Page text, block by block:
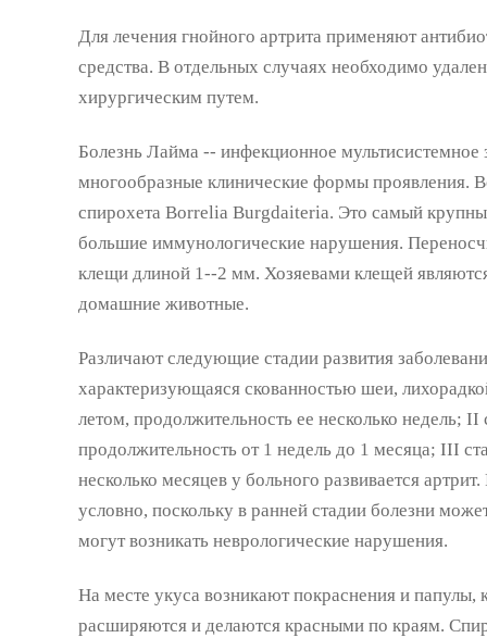
Для лечения гнойного артрита применяют
средства. В отдельных случаях необходимо
хирургическим путем.
Болезнь Лайма -- инфекционное
многообразные клинические формы проявления.
спирохета Borrelia Burgdaiteria. Это самый
большие иммунологические нарушения.
клещи длиной 1--2 мм. Хозяевами клещей
домашние животные.
Различают следующие стадии развития
характеризующаяся скованностью шеи,
летом, продолжительность ее несколько недель; II
продолжительность от 1 недель до 1 месяца; III
несколько месяцев у больного развивается
условно, поскольку в ранней стадии болезни
могут возникать неврологические нарушения.
На месте укуса возникают покраснения и папулы,
расширяются и делаются красными по краям.